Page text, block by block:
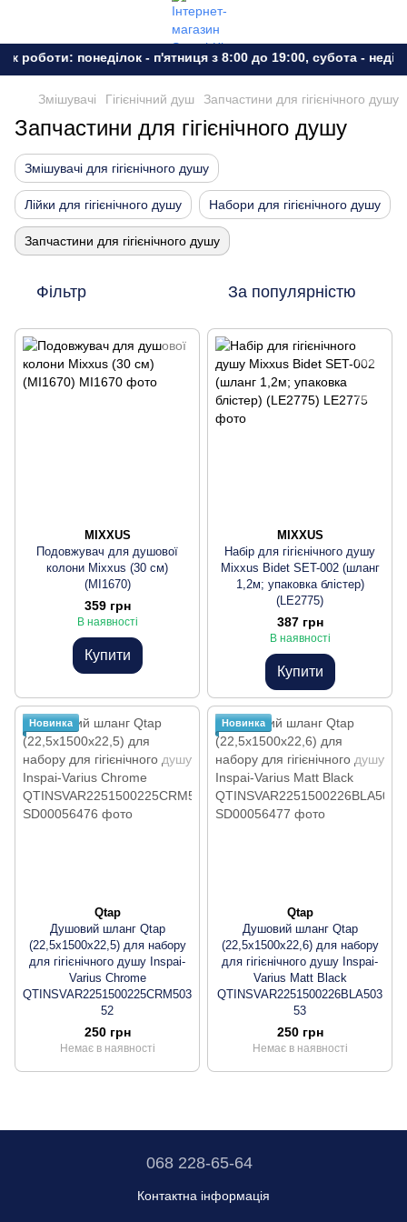
роботи: понеділок - п'ятниця з 8:00 до 19:00, субота -
Змішувачі Гігієнічний душ Запчастини для гігієнічного душу
Запчастини для гігієнічного душу
Змішувачі для гігієнічного душу
Лійки для гігієнічного душу Набори для гігієнічного душу
Запчастини для гігієнічного душу
Фільтр За популярністю
MIXXUS
Подовжувач для душової
колони Mixxus (30 см)
(MI1670)
359 грн
В наявності
Купити
MIXXUS
Набір для гігієнічного душу
Mixxus Bidet SET-002 (шланг
1,2м; упаковка блістер)
(LE2775)
387 грн
В наявності
Купити
Новинка
Qtap
Душовий шланг Qtap
(22,5x1500x22,5) для набору
для гігієнічного душу Inspai-
Varius Chrome
QTINSVAR2251500225CRM503
52
250 грн
Немає в наявності
Новинка
Qtap
Душовий шланг Qtap
(22,5x1500x22,6) для набору
для гігієнічного душу Inspai-
Varius Matt Black
QTINSVAR2251500226BLA503
53
250 грн
Немає в наявності
068 228-65-64
Контактна інформація